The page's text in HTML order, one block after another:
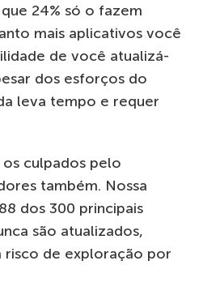
24% só o fazem
mais aplicativos você
de você atualizá-
dos esforços do
leva tempo e requer
os culpados pelo
também. Nossa
dos 300 principais
são atualizados,
risco de exploração por